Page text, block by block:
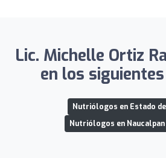
Lic. Michelle Ortiz
en los
Nutriólogos en Estado
Nutriólogos en Naucalpan